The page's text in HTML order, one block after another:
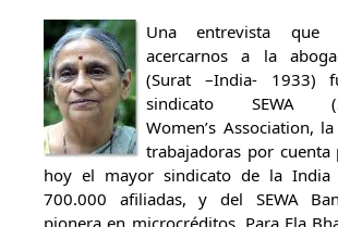
Una entrevista que
acercarnos a la
(Surat –India- 1933)
sindicato SEWA
Women’s Association,
trabajadoras por cuenta
hoy el mayor sindicato de la India
700.000 afiliadas, y del SEWA
pionera en microcréditos. Para Ela